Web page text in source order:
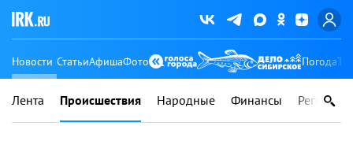
Новости СтатьиАфишаФото Погода
Лента Происшествия Народные Финансы Регионы